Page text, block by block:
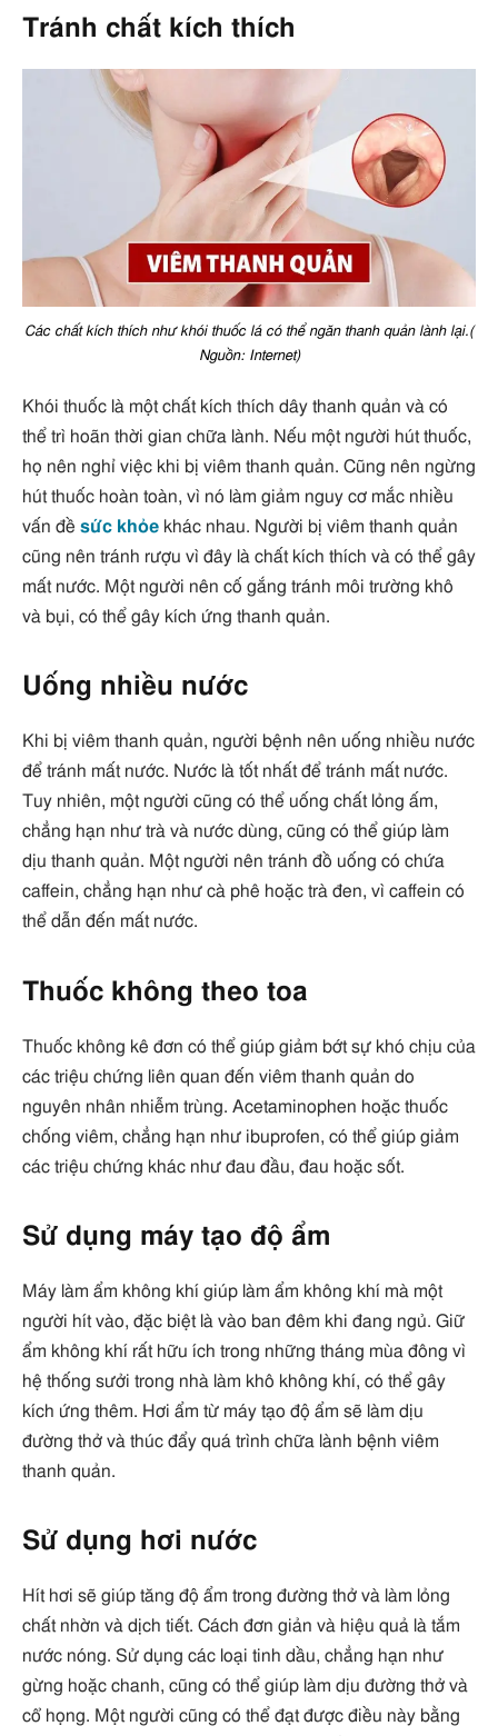
Tránh chất kích thích
Các chất kích thích như khói thuốc lá có thể ngăn thanh quản lành lại.(
Nguồn: Internet)
Khói thuốc là một chất kích thích dây thanh quản và có
thể trì hoãn thời gian chữa lành. Nếu một người hút thuốc,
họ nên nghỉ việc khi bị viêm thanh quản. Cũng nên ngừng
hút thuốc hoàn toàn, vì nó làm giảm nguy cơ mắc nhiều
vấn đề sức khỏe khác nhau. Người bị viêm thanh quản
cũng nên tránh rượu vì đây là chất kích thích và có thể gây
mất nước. Một người nên cố gắng tránh môi trường khô
và bụi, có thể gây kích ứng thanh quản.
Uống nhiều nước
Khi bị viêm thanh quản, người bệnh nên uống nhiều nước
để tránh mất nước. Nước là tốt nhất để tránh mất nước.
Tuy nhiên, một người cũng có thể uống chất lỏng ấm,
chẳng hạn như trà và nước dùng, cũng có thể giúp làm
dịu thanh quản. Một người nên tránh đồ uống có chứa
caffein, chẳng hạn như cà phê hoặc trà đen, vì caffein có
thể dẫn đến mất nước.
Thuốc không theo toa
Thuốc không kê đơn có thể giúp giảm bớt sự khó chịu của
các triệu chứng liên quan đến viêm thanh quản do
nguyên nhân nhiễm trùng. Acetaminophen hoặc thuốc
chống viêm, chẳng hạn như ibuprofen, có thể giúp giảm
các triệu chứng khác như đau đầu, đau hoặc sốt.
Sử dụng máy tạo độ ẩm
Máy làm ẩm không khí giúp làm ẩm không khí mà một
người hít vào, đặc biệt là vào ban đêm khi đang ngủ. Giữ
ẩm không khí rất hữu ích trong những tháng mùa đông vì
hệ thống sưởi trong nhà làm khô không khí, có thể gây
kích ứng thêm. Hơi ẩm từ máy tạo độ ẩm sẽ làm dịu
đường thở và thúc đẩy quá trình chữa lành bệnh viêm
thanh quản.
Sử dụng hơi nước
Hít hơi sẽ giúp tăng độ ẩm trong đường thở và làm lỏng
chất nhờn và dịch tiết. Cách đơn giản và hiệu quả là tắm
nước nóng. Sử dụng các loại tinh dầu, chẳng hạn như
gừng hoặc chanh, cũng có thể giúp làm dịu đường thở và
cổ họng. Một người cũng có thể đạt được điều này bằng